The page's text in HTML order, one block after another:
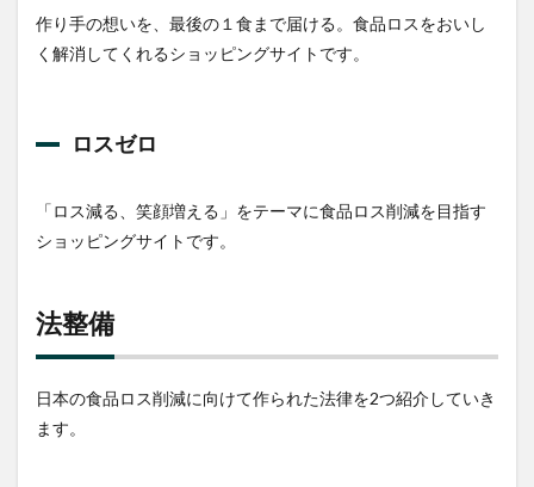
作り手の想いを、最後の１食まで届ける。食品ロスをおいし
く解消してくれるショッピングサイトです。
ロスゼロ
「ロス減る、笑顔増える」をテーマに食品ロス削減を目指す
ショッピングサイトです。
法整備
日本の食品ロス削減に向けて作られた法律を2つ紹介していき
ます。